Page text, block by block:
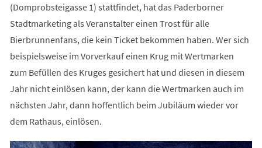
(Domprobsteigasse 1) stattfindet, hat das Paderborner
Stadtmarketing als Veranstalter einen Trost für alle
Bierbrunnenfans, die kein Ticket bekommen haben. Wer sich
beispielsweise im Vorverkauf einen Krug mit Wertmarken
zum Befüllen des Kruges gesichert hat und diesen in diesem
Jahr nicht einlösen kann, der kann die Wertmarken auch im
nächsten Jahr, dann hoffentlich beim Jubiläum wieder vor
dem Rathaus, einlösen.